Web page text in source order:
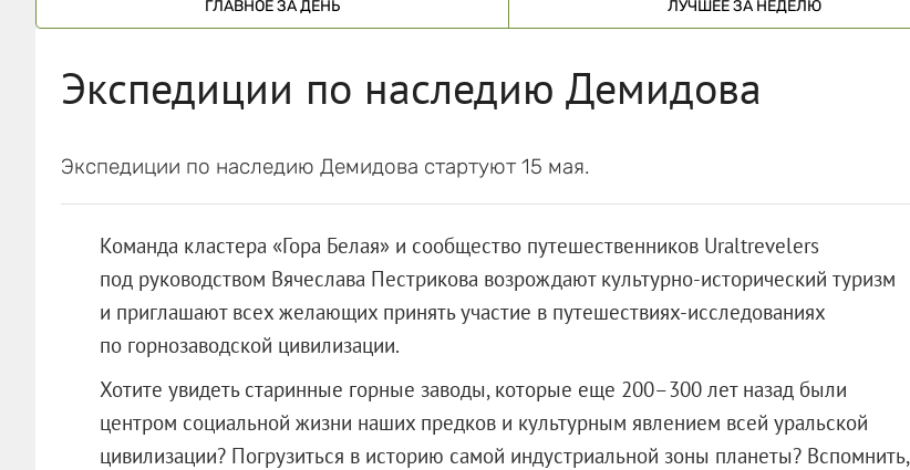
ГЛАВНОЕ ЗА ДЕНЬ ЛУЧШЕЕ ЗА НЕДЕЛЮ
Экспедиции по наследию Демидова
Экспедиции по наследию Демидова стартуют 15 мая.
Команда кластера «Гора Белая» и сообщество путешественников Uraltrevelers
под руководством Вячеслава Пестрикова возрождают культурно-исторический туризм
и приглашают всех желающих принять участие в путешествиях-исследованиях
по горнозаводской цивилизации.
Хотите увидеть старинные горные заводы, которые еще 200–300 лет назад были
центром социальной жизни наших предков и культурным явлением всей уральской
цивилизации? Погрузиться в историю самой индустриальной зоны планеты? Вспомнить,